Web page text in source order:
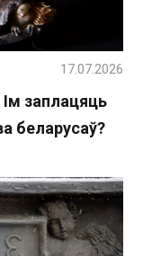
Ім заплацяць
беларусаў?
17.07.2026